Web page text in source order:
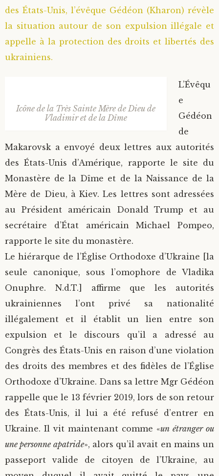
des États-Unis, l’évêque Gédéon (Kharon) révèle
la situation autour de son expulsion illégale et
appelle à la protection des droits et libertés des
ukrainiens.
Icône de la Très Sainte Mère de Dieu de
Vladimir et de la Dîme
L’Évêqu
e
Gédéon
de
Makarovsk a envoyé deux lettres aux autorités
des États-Unis d’Amérique, rapporte le site du
Monastère de la Dîme et de la Naissance de la
Mère de Dieu, à Kiev. Les lettres sont adressées
au Président américain Donald Trump et au
secrétaire d’État américain Michael Pompeo,
rapporte le site du monastère.
Le hiérarque de l’Église Orthodoxe d’Ukraine [la
seule canonique, sous l’omophore de Vladika
Onuphre. N.d.T.] affirme que les autorités
ukrainiennes l’ont privé sa nationalité
illégalement et il établit un lien entre son
expulsion et le discours qu’il a adressé au
Congrès des États-Unis en raison d’une violation
des droits des membres et des fidèles de l’Église
Orthodoxe d’Ukraine. Dans sa lettre Mgr Gédéon
rappelle que le 13 février 2019, lors de son retour
des États-Unis, il lui a été refusé d’entrer en
Ukraine. Il vit maintenant comme «un étranger ou
une personne apatride», alors qu’il avait en mains un
passeport valide de citoyen de l’Ukraine, au